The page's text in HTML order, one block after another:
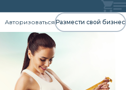
Авторизоваться Размести свой бизнес